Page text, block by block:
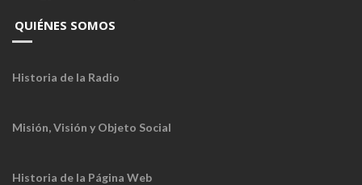
QUIÉNES SOMOS
Historia de la Radio
Misión, Visión y Objeto Social
Historia de la Página Web